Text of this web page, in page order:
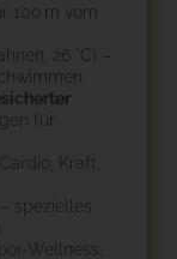
100 m vom
26 °C) –
für
Kraft,
– spezielles
Wellness,